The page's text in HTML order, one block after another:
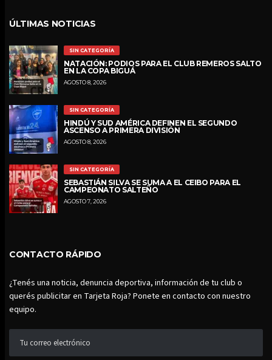
ÚLTIMAS NOTICIAS
SIN CATEGORÍA
NATACIÓN: PODIOS PARA EL CLUB REMEROS SALTO
EN LA COPA BIGUÁ
AGOSTO 8, 2026
SIN CATEGORÍA
HINDÚ Y SUD AMÉRICA DEFINEN EL SEGUNDO
ASCENSO A PRIMERA DIVISIÓN
AGOSTO 8, 2026
SIN CATEGORÍA
SEBASTIÁN SILVA SE SUMA A EL CEIBO PARA EL
CAMPEONATO SALTEÑO
AGOSTO 7, 2026
CONTACTO RÁPIDO
¿Tenés una noticia, denuncia deportiva, información de tu club o
querés publicitar en Tarjeta Roja? Ponete en contacto con nuestro
equipo.